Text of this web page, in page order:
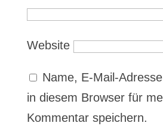
Website
Name, E-Mail-
in diesem Browser für
Kommentar speichern.